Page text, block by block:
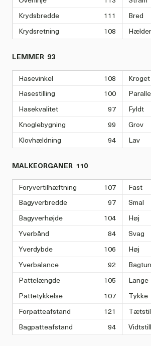
Krydsbredde
111
Bred
Krydsretning
108
LEMMER 93
Hasevinkel 108
Kroget
Hasestilling
100
Hasekvalitet
97
Fyldt
Knoglebygning
99
Grov
Klovhældning
94 Lav
MALKEORGANER 110
Foryvertilhæftning 107
Fast
Bagyverbredde
97
Smal
Bagyverhøjde
104
Høj
Yverbånd
84
Svag
Yverdybde
106
Høj
Yverbalance
92
Pattelængde
105
Lange
Pattetykkelse
107
Tykke
Forpatteafstand
121
Bagpatteafstand
94